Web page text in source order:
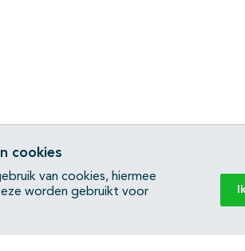
cookies
van cookies, hiermee
worden gebruikt voor